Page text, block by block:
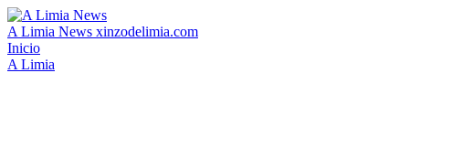
A Limia News xinzodelimia.com
Inicio
A Limia